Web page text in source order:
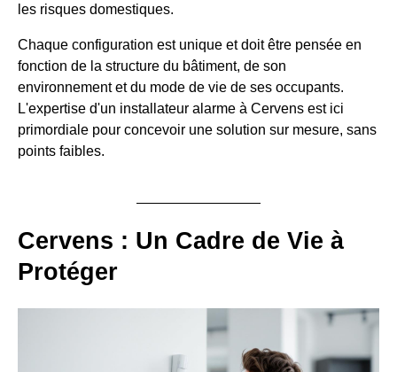
les risques domestiques.
Chaque configuration est unique et doit être pensée en
fonction de la structure du bâtiment, de son
environnement et du mode de vie de ses occupants.
L'expertise d'un installateur alarme à Cervens est ici
primordiale pour concevoir une solution sur mesure, sans
points faibles.
Cervens : Un Cadre de Vie à
Protéger